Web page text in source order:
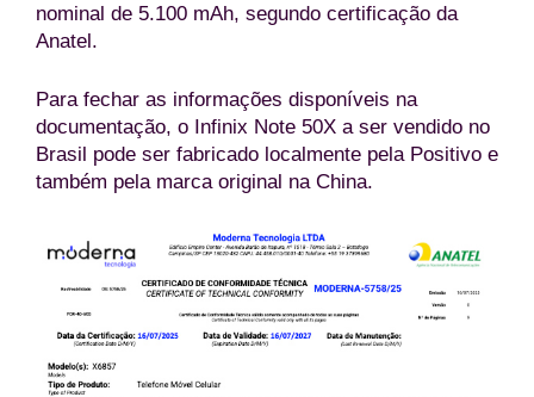
nominal de 5.100 mAh, segundo certificação da
Anatel.
Para fechar as informações disponíveis na
documentação, o Infinix Note 50X a ser vendido no
Brasil pode ser fabricado localmente pela Positivo e
também pela marca original na China.